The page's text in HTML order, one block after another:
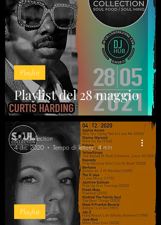
Playlist del 28 maggio
Playlist
Playlist
Soul Collection
4 dic 2020
Tempo di lettura: 4 min